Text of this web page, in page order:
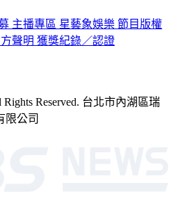
主播專區 星藝象娛樂 節目版權
聲明 獲獎紀錄／認證
Reserved. 台北市內湖區瑞
限公司